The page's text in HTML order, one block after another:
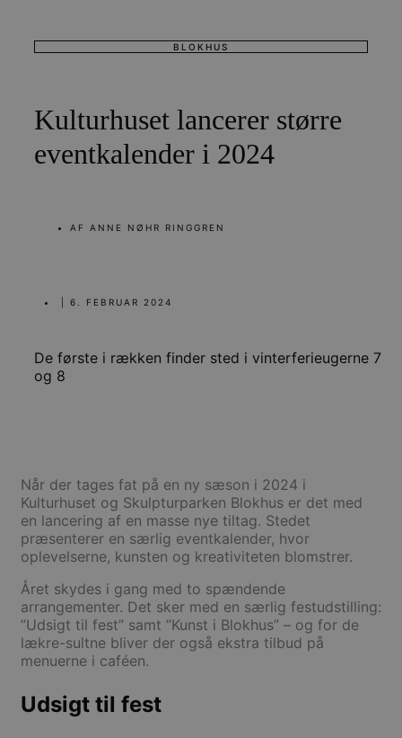
BLOKHUS
Kulturhuset lancerer større
eventkalender i 2024
AF ANNE NØHR RINGGREN
6. FEBRUAR 2024
De første i rækken finder sted i vinterferieugerne 7
og 8
Når der tages fat på en ny sæson i 2024 i
Kulturhuset og Skulpturparken Blokhus er det med
en lancering af en masse nye tiltag. Stedet
præsenterer en særlig eventkalender, hvor
oplevelserne, kunsten og kreativiteten blomstrer.
Året skydes i gang med to spændende
arrangementer. Det sker med en særlig festudstilling:
”Udsigt til fest” samt ”Kunst i Blokhus” – og for de
lækre-sultne bliver der også ekstra tilbud på
menuerne i caféen.
Udsigt til fest